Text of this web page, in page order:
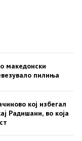
македонски
пилиња
кој избегал
Радишани, во која